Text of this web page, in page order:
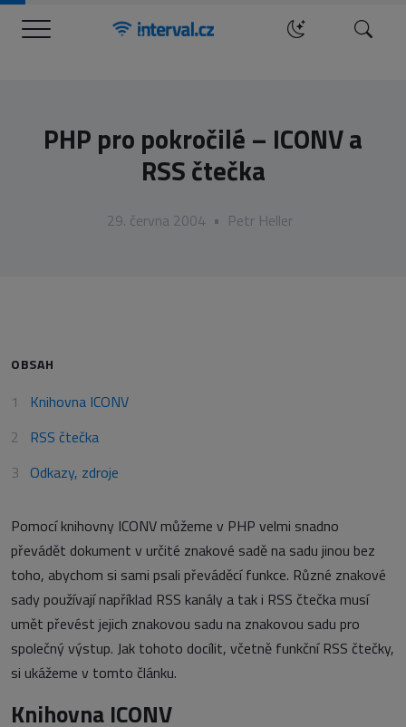
Menu Hledat
PHP pro pokročilé – ICONV a
RSS čtečka
29. června 2004 • Petr Heller
OBSAH
Knihovna ICONV
RSS čtečka
Odkazy, zdroje
Pomocí knihovny ICONV můžeme v PHP velmi snadno
převádět dokument v určité znakové sadě na sadu jinou bez
toho, abychom si sami psali převáděcí funkce. Různé znakové
sady používají například RSS kanály a tak i RSS čtečka musí
umět převést jejich znakovou sadu na znakovou sadu pro
společný výstup. Jak tohoto docílit, včetně funkční RSS čtečky,
si ukážeme v tomto článku.
Knihovna ICONV